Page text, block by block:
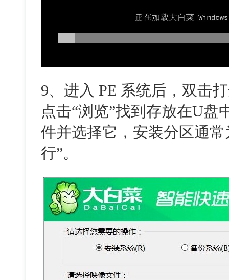
9、进入 PE 系统后，双击
点击“浏览”找到存放在U盘
件并选择它，安装分区通
行”。